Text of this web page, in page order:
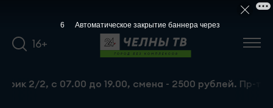
16+
2/2, с 07.00 до 19.00, смена - 2500 рублей. Пр-т
5 Автоматическое закрытие баннера через